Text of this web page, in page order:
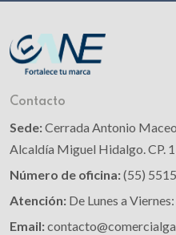
Contacto
Sede:Cerrada Antonio
Alcaldía Miguel Hidalgo. CP.
Número de oficina:(55)
Atención: De Lunes a
Email: